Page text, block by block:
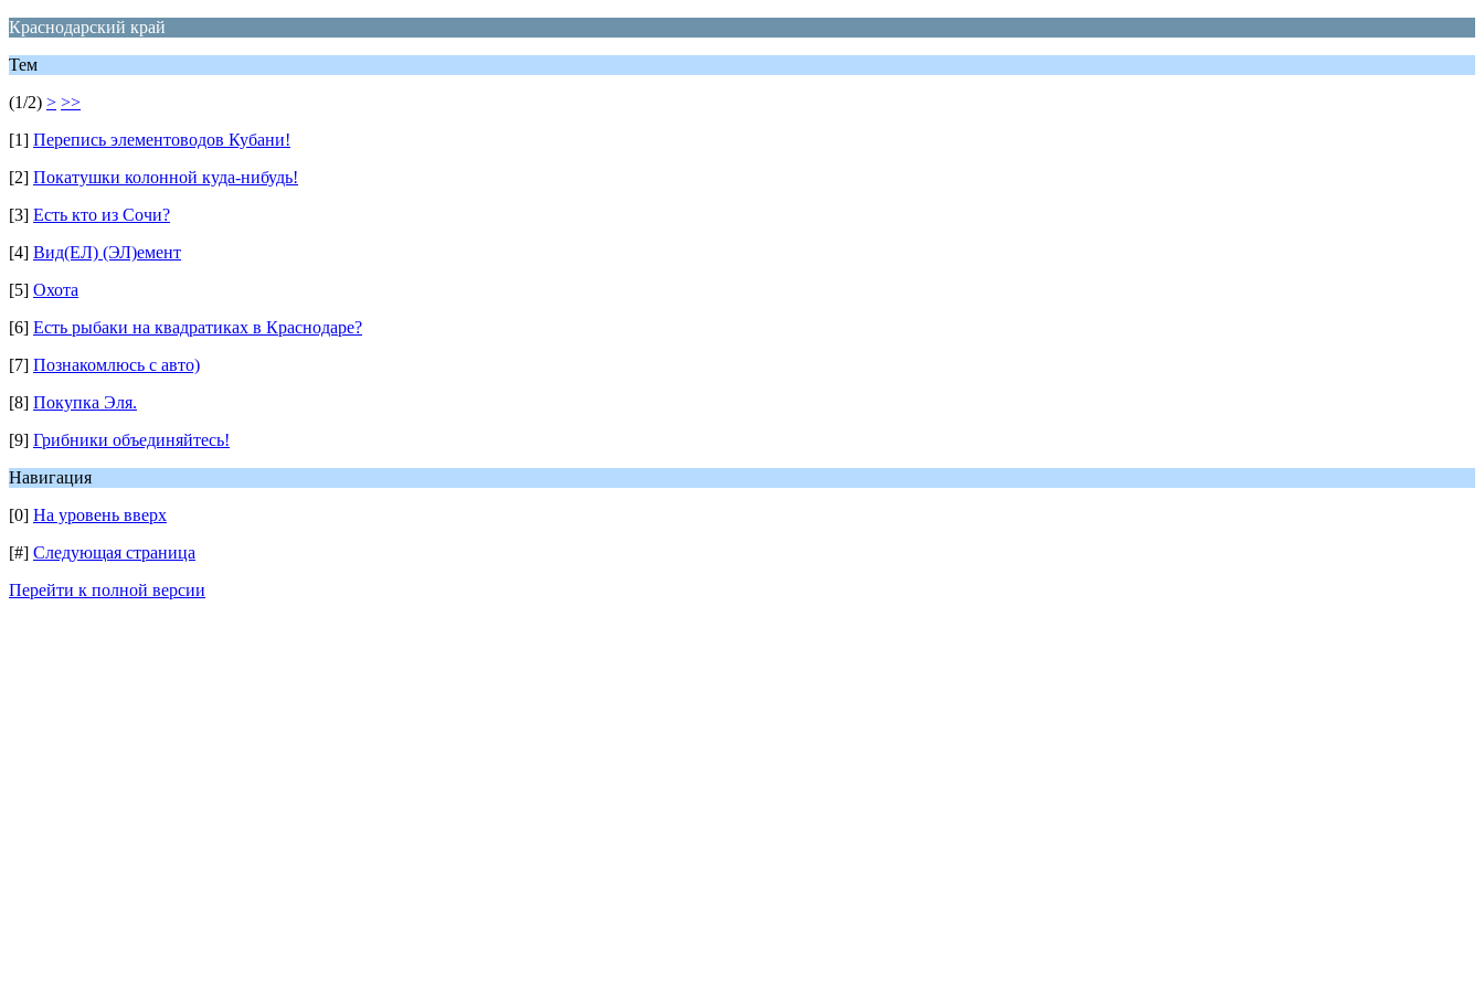
Краснодарский край
Тем
(1/2) > >>
[1] Перепись элементоводов Кубани!
[2] Покатушки колонной куда-нибудь!
[3] Есть кто из Сочи?
[4] Вид(ЕЛ) (ЭЛ)емент
[5] Охота
[6] Есть рыбаки на квадратиках в Краснодаре?
[7] Познакомлюсь с авто)
[8] Покупка Эля.
[9] Грибники объединяйтесь!
Навигация
[0] На уровень вверх
[#] Следующая страница
Перейти к полной версии